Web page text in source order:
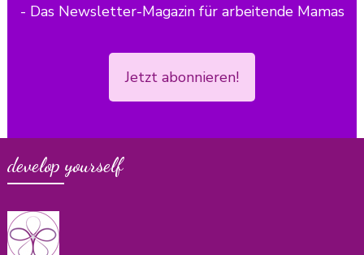
- Das Newsletter-Magazin für arbeitende Mamas
Jetzt abonnieren!
develop yourself